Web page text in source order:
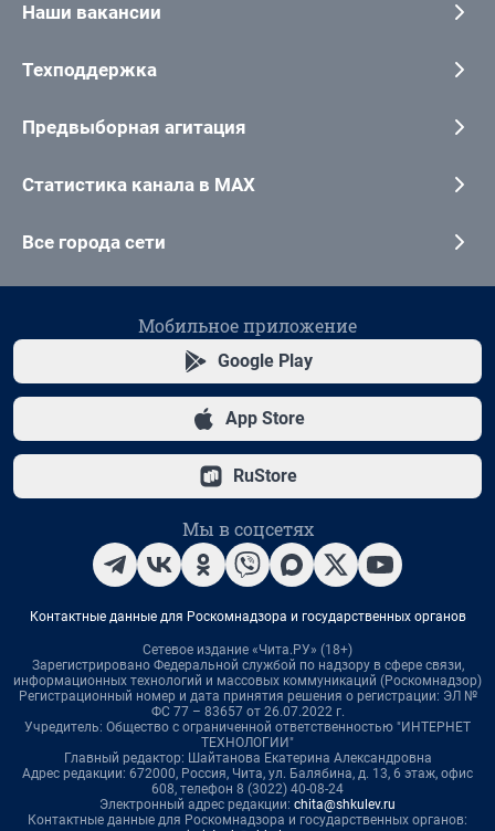
Наши вакансии
Техподдержка
Предвыборная агитация
Статистика канала в MAX
Все города сети
Мобильное приложение
Google Play
App Store
RuStore
Мы в соцсетях
Контактные данные для Роскомнадзора и государственных органов
Сетевое издание «Чита.РУ» (18+)
Зарегистрировано Федеральной службой по надзору в сфере связи,
информационных технологий и массовых коммуникаций (Роскомнадзор)
Регистрационный номер и дата принятия решения о регистрации: ЭЛ №
ФС 77 – 83657 от 26.07.2022 г.
Учредитель: Общество с ограниченной ответственностью "ИНТЕРНЕТ
ТЕХНОЛОГИИ"
Главный редактор: Шайтанова Екатерина Александровна
Адрес редакции: 672000, Россия, Чита, ул. Балябина, д. 13, 6 этаж, офис
608, телефон 8 (3022) 40-08-24
Электронный адрес редакции: chita@shkulev.ru
Контактные данные для Роскомнадзора и государственных органов: